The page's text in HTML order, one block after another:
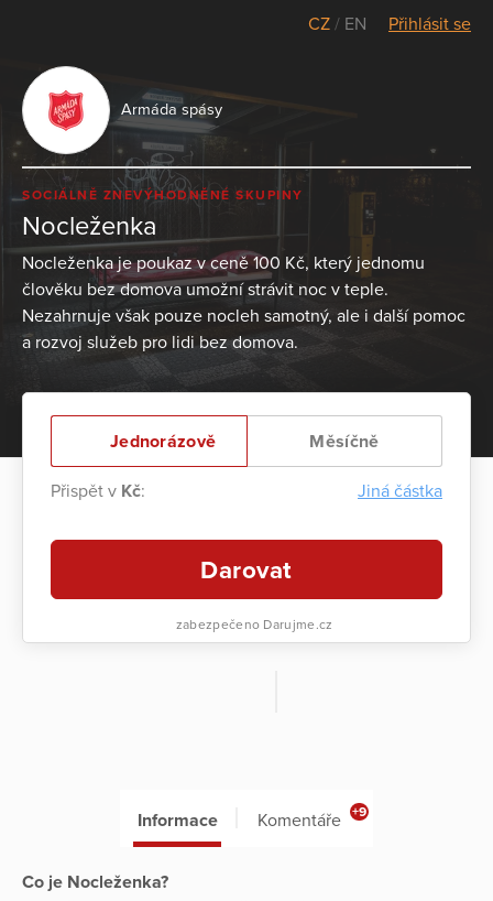
CZ / EN Přihlásit se
Armáda spásy
SOCIÁLNĚ ZNEVÝHODNĚNÉ SKUPINY
Nocleženka
Nocleženka je poukaz v ceně 100 Kč, který jednomu
člověku bez domova umožní strávit noc v teple.
Nezahrnuje však pouze nocleh samotný, ale i další pomoc
a rozvoj služeb pro lidi bez domova.
Jednorázově Měsíčně
Přispět v Kč: Jiná částka
Darovat
zabezpečeno Darujme.cz
Informace Komentáře +9
Co je Nocleženka?